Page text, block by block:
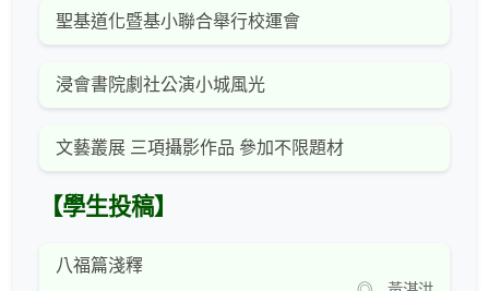
聖基道化暨基小聯合舉行校運會
浸會書院劇社公演小城風光
文藝叢展 三項攝影作品 參加不限題材
【學生投稿】
八福篇淺釋